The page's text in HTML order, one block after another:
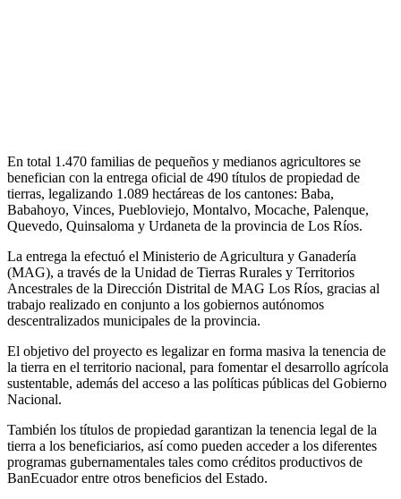
En total 1.470 familias de pequeños y medianos agricultores se
benefician con la entrega oficial de 490 títulos de propiedad de
tierras, legalizando 1.089 hectáreas de los cantones: Baba,
Babahoyo, Vinces, Puebloviejo, Montalvo, Mocache, Palenque,
Quevedo, Quinsaloma y Urdaneta de la provincia de Los Ríos.
La entrega la efectuó el Ministerio de Agricultura y Ganadería
(MAG), a través de la Unidad de Tierras Rurales y Territorios
Ancestrales de la Dirección Distrital de MAG Los Ríos, gracias al
trabajo realizado en conjunto a los gobiernos autónomos
descentralizados municipales de la provincia.
El objetivo del proyecto es legalizar en forma masiva la tenencia de
la tierra en el territorio nacional, para fomentar el desarrollo agrícola
sustentable, además del acceso a las políticas públicas del Gobierno
Nacional.
También los títulos de propiedad garantizan la tenencia legal de la
tierra a los beneficiarios, así como pueden acceder a los diferentes
programas gubernamentales tales como créditos productivos de
BanEcuador entre otros beneficios del Estado.